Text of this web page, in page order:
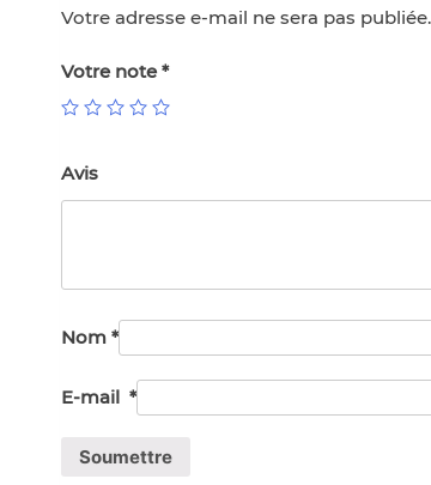
Votre adresse e-mail ne sera pas publiée.
Votre note*
Avis
Nom *
E-mail *